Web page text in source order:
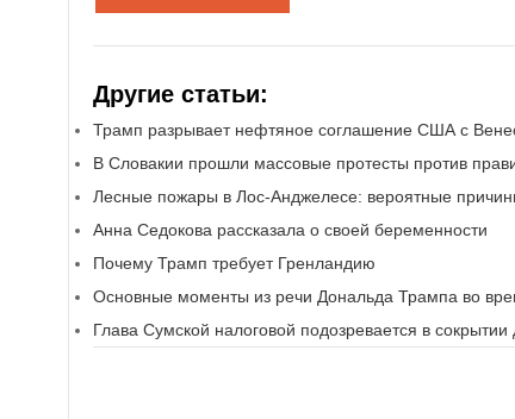
Другие статьи:
Трамп разрывает нефтяное соглашение США с
В Словакии прошли массовые протесты против
Лесные пожары в Лос-Анджелесе: вероятные
Анна Седокова рассказала о своей беременности
Почему Трамп требует Гренландию
Основные моменты из речи Дональда Трампа во
Глава Сумской налоговой подозревается в сокрытии